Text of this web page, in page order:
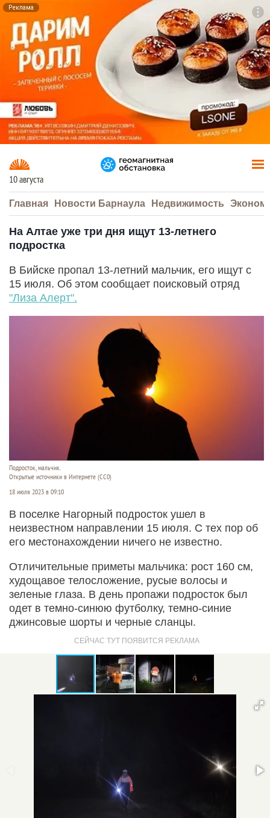
Реклама
10 августа
Главная Новости Барнаула Недвижимость
На Алтае уже три дня ищут 13-летнего
подростка
В Бийске пропал 13-летний мальчик, его ищут с
15 июля. Об этом сообщает поисковый отряд
"Лиза Алерт".
Подросток, мальчик.
Открытые источники в Интернете (СС0)
18 июля 2023 в 09:10
В поселке Нагорный подросток ушел в
неизвестном направлении 15 июля. С тех пор об
его местонахождении ничего не известно.
Отличительные приметы мальчика: рост 160 см,
худощавое телосложение, русые волосы и
зеленые глаза. В день пропажи подросток был
одет в темно-синюю футболку, темно-синие
джинсовые шорты и черные сланцы.